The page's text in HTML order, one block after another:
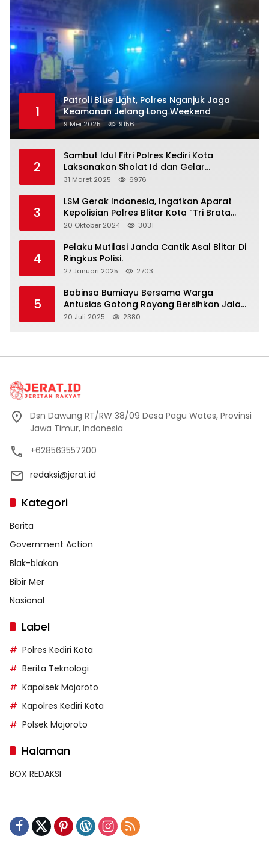
1
Patroli Blue Light, Polres Nganjuk Jaga
Keamanan Jelang Long Weekend
9 Mei 2025 9156
2
Sambut Idul Fitri Polres Kediri Kota
Laksanakan Sholat Id dan Gelar
Halalbihalal
31 Maret 2025 6976
3
LSM Gerak Indonesia, Ingatkan Aparat
Kepolisian Polres Blitar Kota “Tri Brata
Polri” Harus Diamalkan
20 Oktober 2024 3031
4
Pelaku Mutilasi Janda Cantik Asal Blitar Di
Ringkus Polisi.
27 Januari 2025 2703
5
Babinsa Bumiayu Bersama Warga
Antusias Gotong Royong Bersihkan Jalan
Dusun Banaran
20 Juli 2025 2380
Dsn Dawung RT/RW 38/09 Desa Pagu Wates, Provinsi
Jawa Timur, Indonesia
+628563557200
redaksi@jerat.id
Kategori
Berita
Government Action
Blak-blakan
Bibir Mer
Nasional
Label
Polres Kediri Kota
Berita Teknologi
Kapolsek Mojoroto
Kapolres Kediri Kota
Polsek Mojoroto
Halaman
BOX REDAKSI